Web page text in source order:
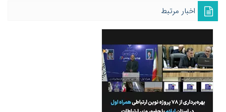
اخبار مرتبط